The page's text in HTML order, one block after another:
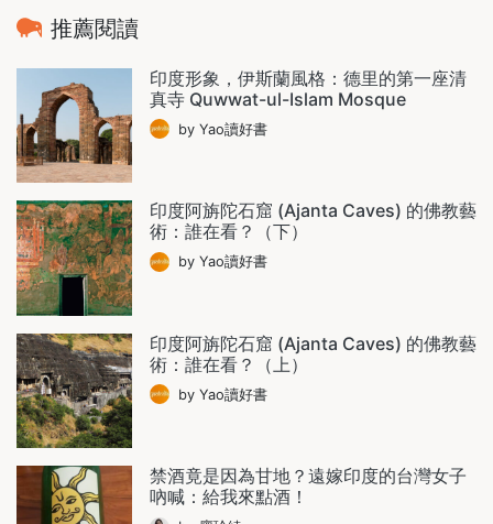
推薦閱讀
印度形象，伊斯蘭風格：德里的第一座清
真寺 Quwwat-ul-Islam Mosque
by Yao讀好書
印度阿旃陀石窟 (Ajanta Caves) 的佛教藝
術：誰在看？（下）
by Yao讀好書
印度阿旃陀石窟 (Ajanta Caves) 的佛教藝
術：誰在看？（上）
by Yao讀好書
禁酒竟是因為甘地？遠嫁印度的台灣女子
吶喊：給我來點酒！